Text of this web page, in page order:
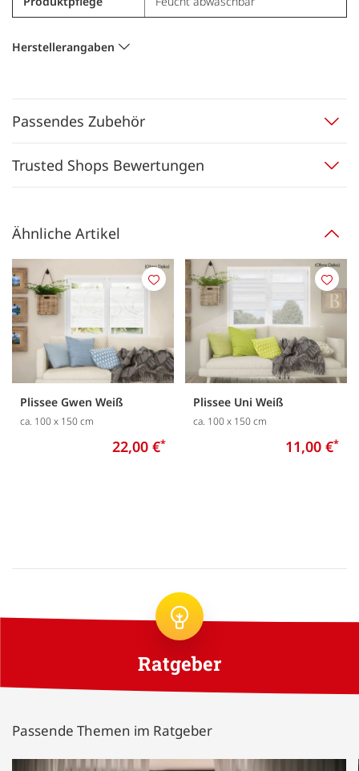
Herstellerangaben
Passendes Zubehör
Trusted Shops Bewertungen
Ähnliche Artikel
Plissee Gwen Weiß
ca. 100 x 150 cm
22,00 €*
Merken
Plissee Uni Weiß
ca. 100 x 150 cm
11,00 €*
Ratgeber
Passende Themen im Ratgeber